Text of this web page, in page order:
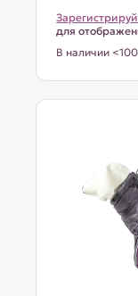
для
В наличии